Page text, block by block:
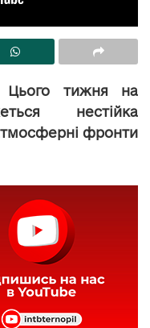
Цього тижня на
нестійка
фронти